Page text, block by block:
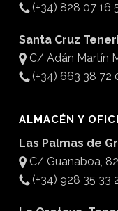
(+34) 828 07 16
Santa Cruz
C/ Adán Martín
(+34) 663 38 72
ALMACÉN Y
Las Palmas de
C/ Guanaboa, 82
(+34) 928 35 33